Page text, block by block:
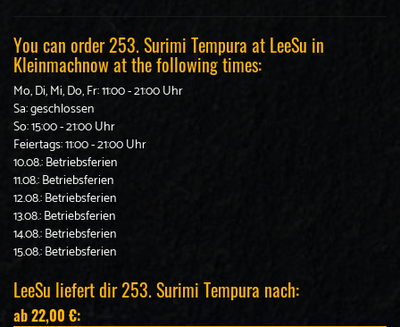
You can order 253. Surimi Tempura at LeeSu in
Kleinmachnow at the following times:
Mo, Di, Mi, Do, Fr: 11:00 - 21:00 Uhr
Sa: geschlossen
So: 15:00 - 21:00 Uhr
Feiertags: 11:00 - 21:00 Uhr
10.08.: Betriebsferien
11.08.: Betriebsferien
12.08.: Betriebsferien
13.08.: Betriebsferien
14.08.: Betriebsferien
15.08.: Betriebsferien
LeeSu liefert dir 253. Surimi Tempura nach:
ab 22,00 €: